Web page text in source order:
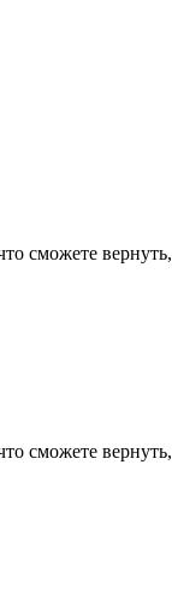
сможете вернуть,
сможете вернуть,